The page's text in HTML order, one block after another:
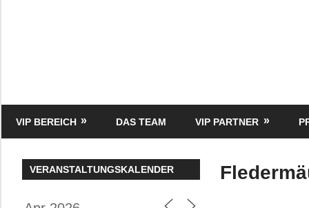
Media
VIP BEREICH DAS TEAM VIP PARTNER
VERANSTALTUNGSKALENDER